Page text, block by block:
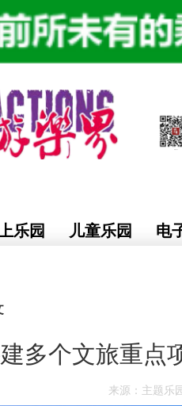
乐园 儿童乐园 电
多个文旅重点
来源：主题乐